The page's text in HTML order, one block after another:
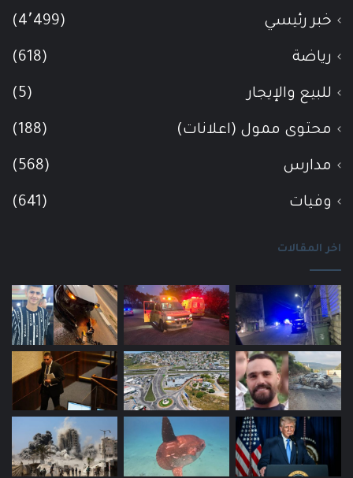
خبر رئيسي (4٬499)
رياضة (618)
للبيع والإيجار (5)
محتوى ممول (اعلانات) (188)
مدارس (568)
وفيات (641)
اخر المقالات